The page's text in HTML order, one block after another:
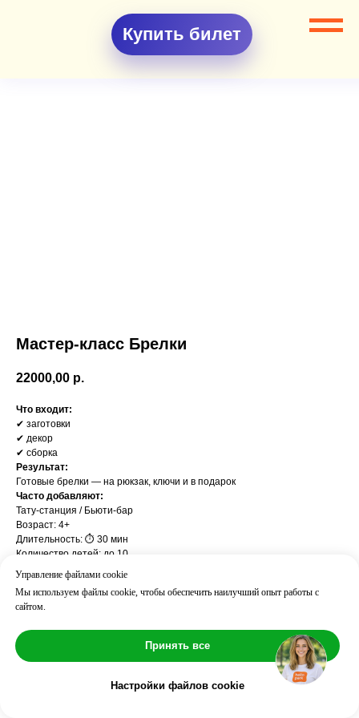
Купить билет
Мастер-класс Брелки
22000,00 р.
Что входит:
✔ заготовки
✔ декор
✔ сборка
Результат:
Готовые брелки — на рюкзак, ключи и в подарок
Часто добавляют:
Тату-станция / Бьюти-бар
Возраст: 4+
Длительность: ⏱ 30 мин
Количество детей: до 10
Количество аниматоров: 1
Управление файлами cookie
Мы используем файлы cookie, чтобы обеспечить наилучший опыт работы с
сайтом.
Принять все
Настройки файлов cookie